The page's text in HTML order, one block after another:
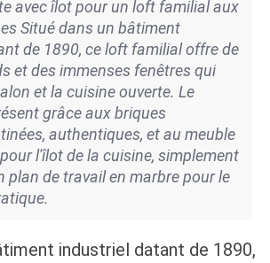
avec îlot pour un loft familial aux
Situé dans un bâtiment
de 1890, ce loft familial offre de
et des immenses fenêtres qui
et la cuisine ouverte. Le
grâce aux briques
authentiques, et au meuble
l'îlot de la cuisine, simplement
plan de travail en marbre pour le
industriel datant de 1890,